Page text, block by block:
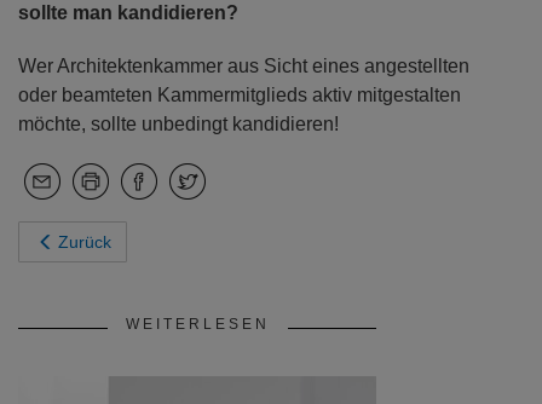
sollte man kandidieren?
Wer Architektenkammer aus Sicht eines angestellten
oder beamteten Kammermitglieds aktiv mitgestalten
möchte, sollte unbedingt kandidieren!
Zurück
WEITERLESEN